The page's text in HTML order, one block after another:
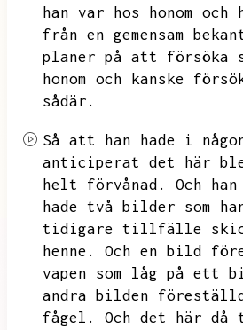
han var hos honom
från en gemensam
planer på att försöka
honom och kanske
sådär.
Så att han hade i
anticiperat det här
helt förvånad.
Och
hade två bilder som
tidigare tillfälle
henne.
Och en bild
vapen som låg på ett
andra bilden
fågel.
Och det här då